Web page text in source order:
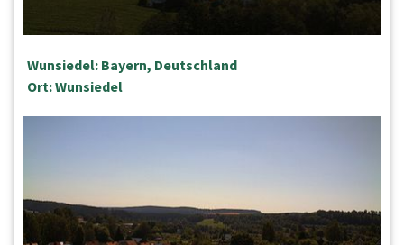
Wunsiedel: Bayern, Deutschland
Ort: Wunsiedel